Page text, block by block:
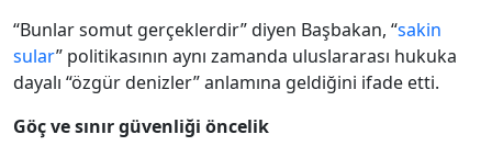
“Bunlar somut gerçeklerdir” diyen Başbakan, “sakin
sular” politikasının aynı zamanda uluslararası hukuka
dayalı “özgür denizler” anlamına geldiğini ifade etti.
Göç ve sınır güvenliği öncelik